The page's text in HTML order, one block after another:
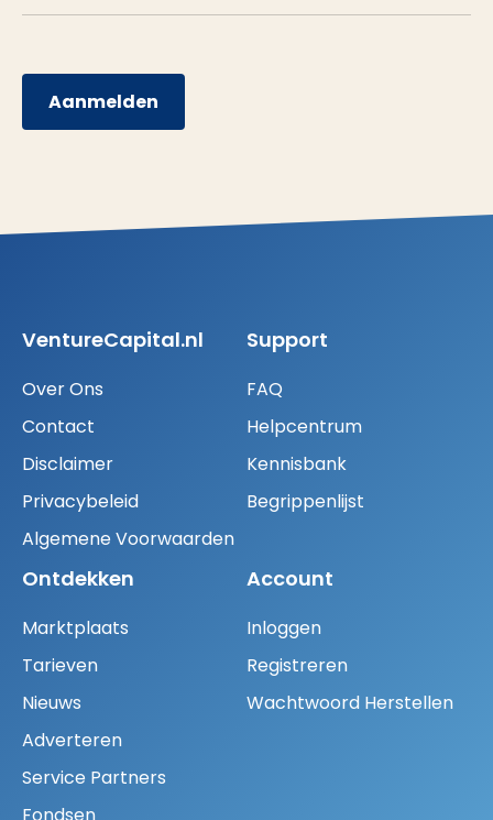
Aanmelden
VentureCapital.nl
Over Ons
Contact
Disclaimer
Privacybeleid
Algemene Voorwaarden
Support
FAQ
Helpcentrum
Kennisbank
Begrippenlijst
Ontdekken
Marktplaats
Tarieven
Nieuws
Adverteren
Service Partners
Account
Inloggen
Registreren
Wachtwoord Herstellen